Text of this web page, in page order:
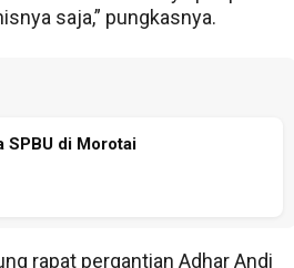
saja,” pungkasnya.
SPBU di Morotai
rapat pergantian Adhar Andi